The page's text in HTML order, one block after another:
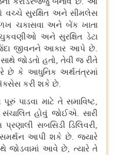
વચ્ચે સુરક્ષિત અને સીમલેસ
ચકાસવા અને બેંક ખાતા
ચુકવણીઓ અને સુરક્ષિત ડેટા
જીવનને આકાર આપે છે
જોડતો હતો
તેવી જ રીતે
છે કે આધુનિક અર્થતંત્રમાં
કરી શકે છે
પાડવા માટે તે સમાવિષ્ટ
હોવું જોઈએ .સારી
સબસિડી ડિલિવરી
સમર્થન આપી શકે છે.જ્યારે
જોડવામાં આવે છે
ત્યારે તે